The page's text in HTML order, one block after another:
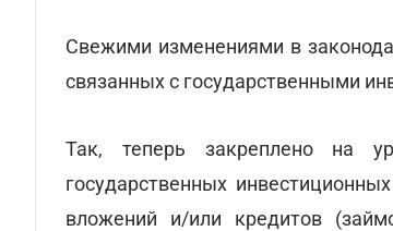
Свежими изменениями в
связанных с государственными
Так, теперь закреплено на
государственных
вложений и/или кредитов